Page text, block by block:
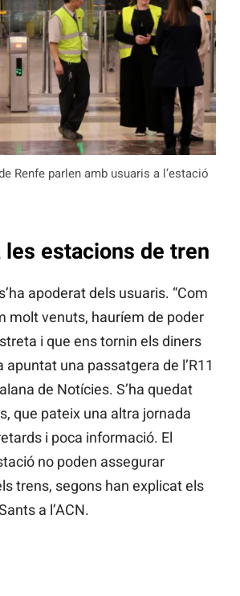
Renfe parlen amb usuaris a l’estació
les estacions de tren
apoderat dels usuaris. “Com
molt venuts, hauríem de poder
i que ens tornin els diners
apuntat una passatgera de l’R11
de Notícies. S’ha quedat
que pateix una altra jornada
i poca informació. El
no poden assegurar
trens, segons han explicat els
a l’ACN.